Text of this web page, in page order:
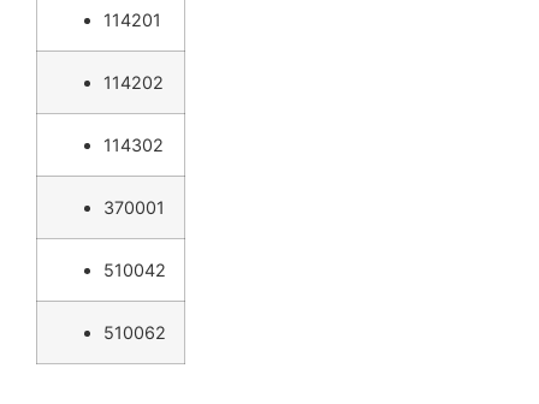
114201
114202
114302
370001
510042
510062